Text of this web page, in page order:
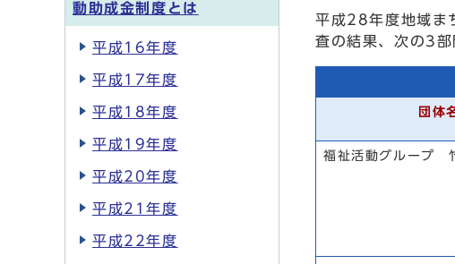
平成28年度地域ま
査の結果、次の3
団体
福祉活動グループ
動助成金制度とは
平成16年度
平成17年度
平成18年度
平成19年度
平成20年度
平成21年度
平成22年度